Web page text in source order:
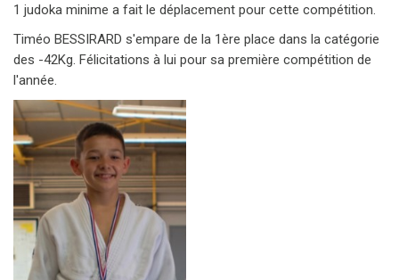
1 judoka minime a fait le déplacement pour cette compétition.
Timéo BESSIRARD s'empare de la 1ère place dans la catégorie
des -42Kg. Félicitations à lui pour sa première compétition de
l'année.